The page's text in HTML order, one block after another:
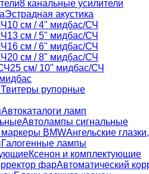
8 канальные усилители
Эстрадная акустика
10 см / 4" мидбас/СЧ
13 см / 5" мидбас/СЧ
16 см / 6" мидбас/СЧ
20 см / 8" мидбас/СЧ
25 см/ 10" мидбас/СЧ
Твитеры рупорные
Автокаталоги ламп
Автолампы сигнальные
Ангельские
Галогенные лампы
Ксенон и комплектующие
Автоматический